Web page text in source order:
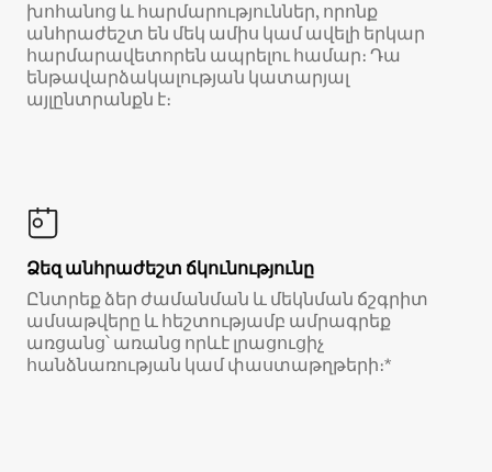
խոհանոց և հարմարություններ, որոնք
անհրաժեշտ են մեկ ամիս կամ ավելի երկար
հարմարավետորեն ապրելու համար։ Դա
ենթավարձակալության կատարյալ
այլընտրանքն է։
Ձեզ անհրաժեշտ ճկունությունը
Ընտրեք ձեր ժամանման և մեկնման ճշգրիտ
ամսաթվերը և հեշտությամբ ամրագրեք
առցանց՝ առանց որևէ լրացուցիչ
հանձնառության կամ փաստաթղթերի։*